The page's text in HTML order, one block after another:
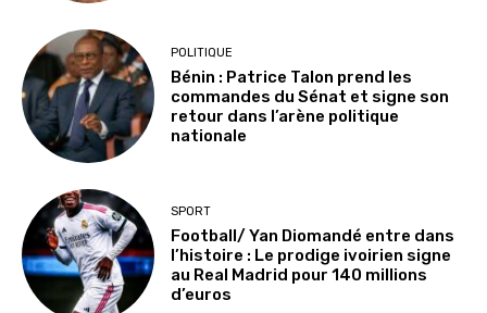
POLITIQUE
Bénin : Patrice Talon prend les
commandes du Sénat et signe son
retour dans l’arène politique
nationale
SPORT
Football/ Yan Diomandé entre dans
l’histoire : Le prodige ivoirien signe
au Real Madrid pour 140 millions
d’euros